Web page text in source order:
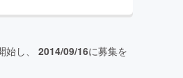
始し、 2014/09/16に募集を